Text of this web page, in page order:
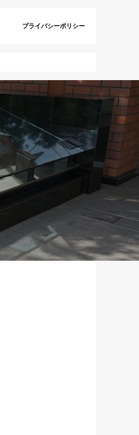
プライバシーポリシー